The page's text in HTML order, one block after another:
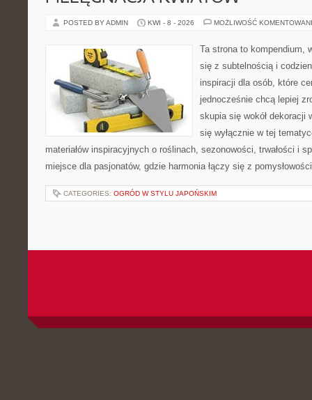
POSTED BY ADMIN KWI - 8 - 2026 MOŻLIWOŚĆ
Ta strona to kompendium,
się z subtelnością i
inspiracji dla osób, które
jednocześnie chcą lepiej
skupia się wokół dekoracji
się wyłącznie w tej
materiałów inspiracyjnych o roślinach, sezonowości, trwałości i
miejsce dla pasjonatów, gdzie harmonia łączy się z
CATEGORIES: OGRÓD W STYLU JAPOŃSKIM